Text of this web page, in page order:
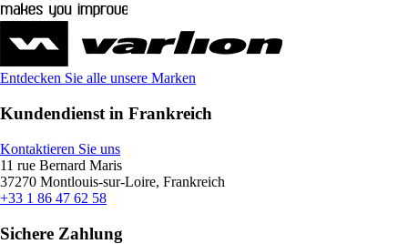
Entdecken Sie alle unsere Marken
Kundendienst in Frankreich
Kontaktieren Sie uns
11 rue Bernard Maris
37270 Montlouis-sur-Loire, Frankreich
+33 1 86 47 62 58
Sichere Zahlung